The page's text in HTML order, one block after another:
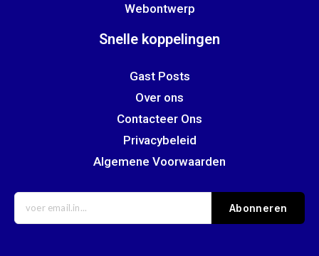
Webontwerp
Snelle koppelingen
Gast Posts
Over ons
Contacteer Ons
Privacybeleid
Algemene Voorwaarden
Abonneren